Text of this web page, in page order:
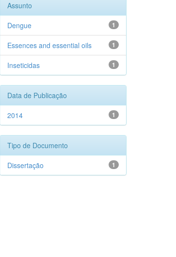
Assunto
1
Dengue
1
Essences and essential oils
1
Inseticidas
Data de Publicação
1
2014
Tipo de Documento
1
Dissertação